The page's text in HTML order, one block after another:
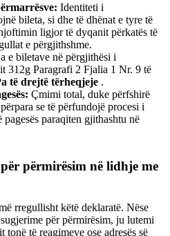
Identiteti i
bileta, si dhe të dhënat e tyre të
ligjor të dyqanit përkatës të
e përgjithshme.
e biletave në përgjithësi i
312g Paragrafi 2 Fjalia 1 Nr. 9 të
të drejtë tërheqjeje .
Çmimi total, duke përfshirë
se të përfundojë procesi i
paraqiten gjithashtu në
përmirësim në lidhje me
rregullisht këtë deklaratë. Nëse
për përmirësim, ju lutemi
të reagimeve ose adresës së